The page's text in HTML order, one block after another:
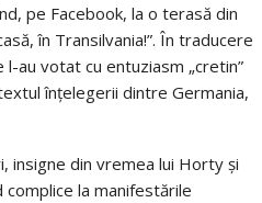
pe Facebook, la o terasă din
în Transilvania!”. În traducere
l-au votat cu entuziasm „cretin”
înţelegerii dintre Germania,
insigne din vremea lui Horty şi
complice la manifestările